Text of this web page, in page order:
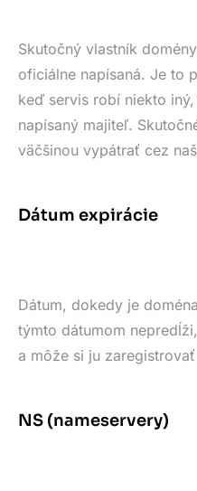
Skutočný vlastník
oficiálne napísaná. Je to
keď servis robí niekto
napísaný majiteľ.
väčšinou vypátrať cez
Dátum expirácie
Dátum, dokedy je
týmto dátumom
a môže si ju
NS (nameservery)